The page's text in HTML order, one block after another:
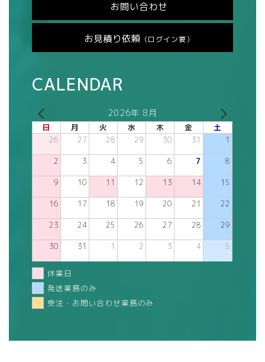
お問い合わせ
お見積り依頼 （ログイン要）
CALENDAR
2026年 8月
日 月 火 水 木 金 土
26 27 28 29 30 31 1
2 3 4 5 6 7 8
9 10 11 12 13 14 15
16 17 18 19 20 21 22
23 24 25 26 27 28 29
30 31 1 2 3 4 5
休業日
発送業務のみ
受注・お問い合わせ業務のみ